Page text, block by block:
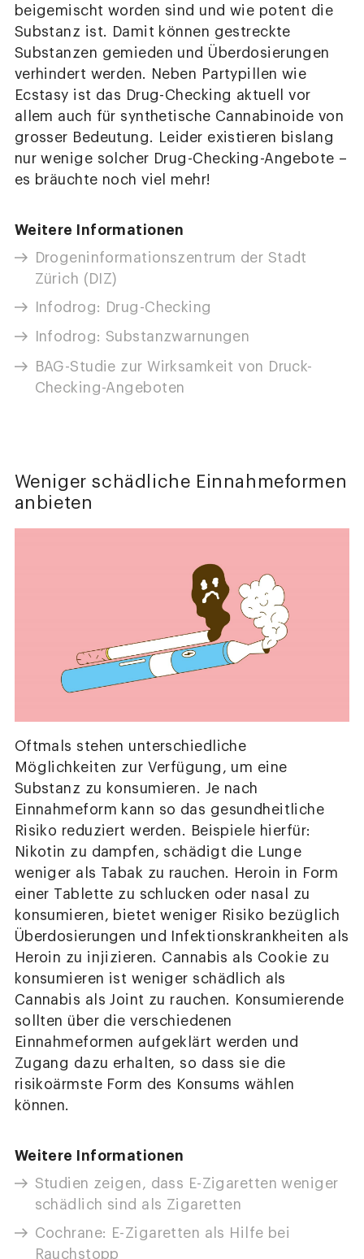
beigemischt worden sind und wie potent die
Substanz ist. Damit können gestreckte
Substanzen gemieden und Überdosierungen
verhindert werden. Neben Partypillen wie
Ecstasy ist das Drug-Checking aktuell vor
allem auch für synthetische Cannabinoide von
grosser Bedeutung. Leider existieren bislang
nur wenige solcher Drug-Checking-Angebote –
es bräuchte noch viel mehr!
Weitere Informationen
Drogeninformationszentrum der Stadt
Zürich (DIZ)
Infodrog: Drug-Checking
Infodrog: Substanzwarnungen
BAG-Studie zur Wirksamkeit von Druck-
Checking-Angeboten
Weniger schädliche Einnahmeformen
anbieten
Oftmals stehen unterschiedliche
Möglichkeiten zur Verfügung, um eine
Substanz zu konsumieren. Je nach
Einnahmeform kann so das gesundheitliche
Risiko reduziert werden. Beispiele hierfür:
Nikotin zu dampfen, schädigt die Lunge
weniger als Tabak zu rauchen. Heroin in Form
einer Tablette zu schlucken oder nasal zu
konsumieren, bietet weniger Risiko bezüglich
Überdosierungen und Infektionskrankheiten als
Heroin zu injizieren. Cannabis als Cookie zu
konsumieren ist weniger schädlich als
Cannabis als Joint zu rauchen. Konsumierende
sollten über die verschiedenen
Einnahmeformen aufgeklärt werden und
Zugang dazu erhalten, so dass sie die
risikoärmste Form des Konsums wählen
können.
Weitere Informationen
Studien zeigen, dass E-Zigaretten weniger
schädlich sind als Zigaretten
Cochrane: E-Zigaretten als Hilfe bei
Rauchstopp